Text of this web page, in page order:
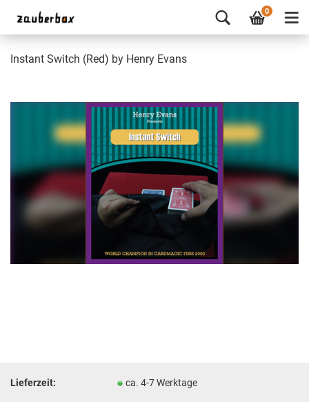
0
Instant Switch (Red) by Henry Evans
Lieferzeit: ca. 4-7 Werktage